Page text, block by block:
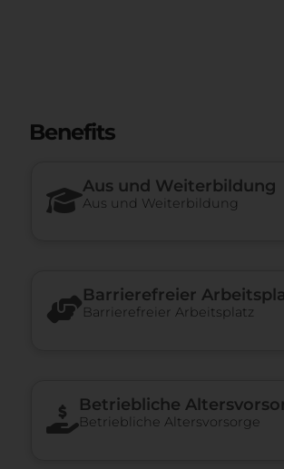
Benefits
Aus und Weiterbildung
Aus und Weiterbildung
Barrierefreier
Barrierefreier Arbeitsplatz
Betriebliche
Betriebliche Altersvorsorge